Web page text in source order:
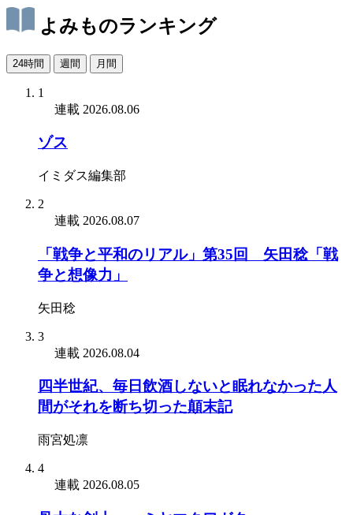
よみものランキング
24時間 週間 月間
1
連載 2026.08.06
ゾス
イミダス編集部
2
連載 2026.08.07
「戦争と平和のリアル」第35回 矢田稔「戦
争と想像力」
矢田稔
3
連載 2026.08.04
四半世紀、毎日飲酒しないと眠れなかった人
間がそれを断ち切った顛末記
雨宮処凛
4
連載 2026.08.05